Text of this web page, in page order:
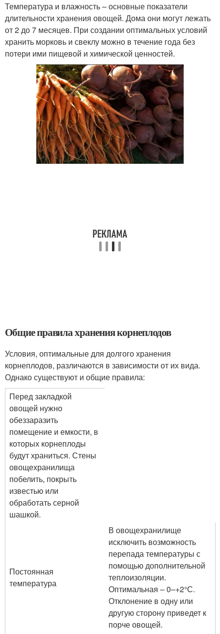
Температура и влажность – основные показатели
длительности хранения овощей. Дома они могут лежать
от 2 до 7 месяцев. При создании оптимальных условий
хранить морковь и свеклу можно в течение года без
потери ими пищевой и химической ценностей.
Общие правила хранения корнеплодов
Условия, оптимальные для долгого хранения
корнеплодов, различаются в зависимости от их вида.
Однако существуют и общие правила:
Перед закладкой
овощей нужно
обеззаразить
помещение и емкости, в
которых корнеплоды
будут храниться. Стены
овощехранилища
побелить, покрыть
известью или
обработать серной
шашкой.
Постоянная
температура
В овощехранилище
исключить возможность
перепада температуры с
помощью дополнительной
теплоизоляции.
Оптимальная – 0–+2°С.
Отклонение в одну или
другую сторону приведет к
порче овощей.